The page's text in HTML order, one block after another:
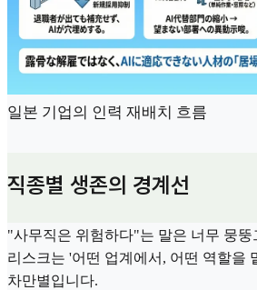
일본 기업의 인력 재배치 흐름
직종별 생존의 경계선
"사무직은 위험하다"는 말은 너무 뭉뚱
리스크는 '어떤 업계에서, 어떤 역할을
차만별입니다.